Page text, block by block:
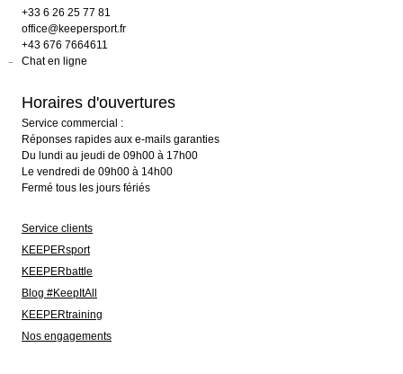
+33 6 26 25 77 81
office@keepersport.fr
+43 676 7664611
Chat en ligne
Horaires d'ouvertures
Service commercial :
Réponses rapides aux e-mails garanties
Du lundi au jeudi de 09h00 à 17h00
Le vendredi de 09h00 à 14h00
Fermé tous les jours fériés
Service clients
KEEPERsport
KEEPERbattle
Blog #KeepItAll
KEEPERtraining
Nos engagements